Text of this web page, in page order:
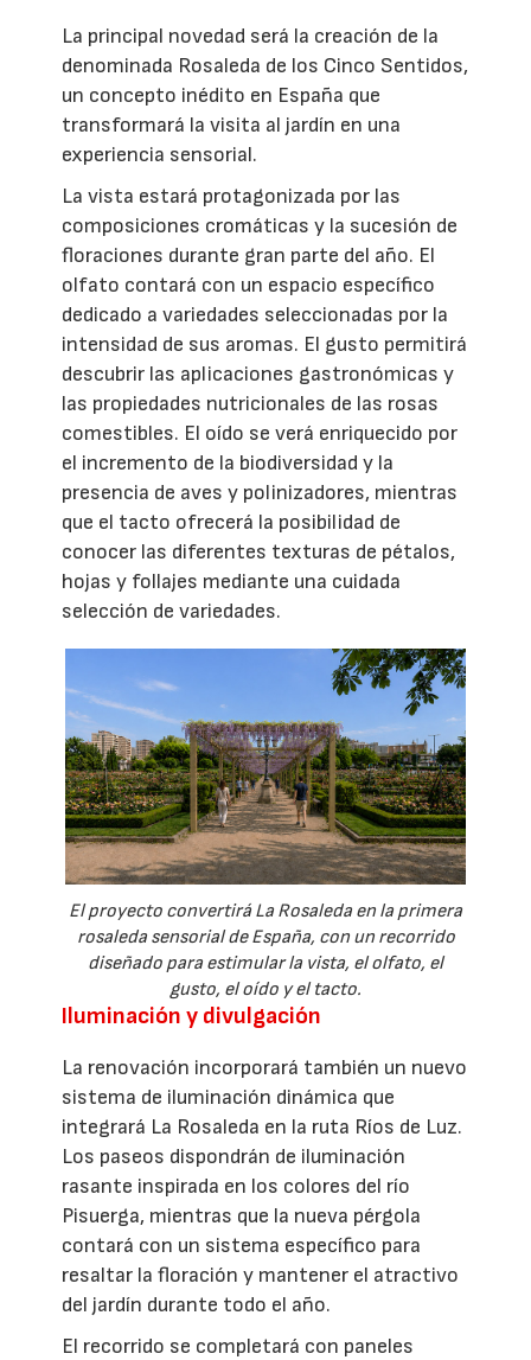
La principal novedad será la creación de la
denominada Rosaleda de los Cinco Sentidos,
un concepto inédito en España que
transformará la visita al jardín en una
experiencia sensorial.
La vista estará protagonizada por las
composiciones cromáticas y la sucesión de
floraciones durante gran parte del año. El
olfato contará con un espacio específico
dedicado a variedades seleccionadas por la
intensidad de sus aromas. El gusto permitirá
descubrir las aplicaciones gastronómicas y
las propiedades nutricionales de las rosas
comestibles. El oído se verá enriquecido por
el incremento de la biodiversidad y la
presencia de aves y polinizadores, mientras
que el tacto ofrecerá la posibilidad de
conocer las diferentes texturas de pétalos,
hojas y follajes mediante una cuidada
selección de variedades.
El proyecto convertirá La Rosaleda en la primera
rosaleda sensorial de España, con un recorrido
diseñado para estimular la vista, el olfato, el
gusto, el oído y el tacto.
Iluminación y divulgación
La renovación incorporará también un nuevo
sistema de iluminación dinámica que
integrará La Rosaleda en la ruta Ríos de Luz.
Los paseos dispondrán de iluminación
rasante inspirada en los colores del río
Pisuerga, mientras que la nueva pérgola
contará con un sistema específico para
resaltar la floración y mantener el atractivo
del jardín durante todo el año.
El recorrido se completará con paneles